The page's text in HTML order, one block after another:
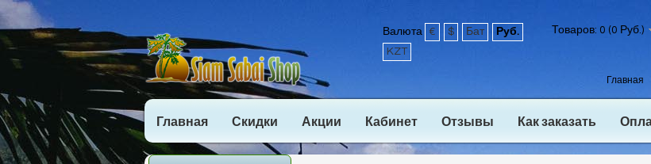
Валюта € $ Бат
Руб.
KZT
Товаров: 0 (0 Руб.)
Главная
Главная Скидки Акции Кабинет Отзывы Как заказать